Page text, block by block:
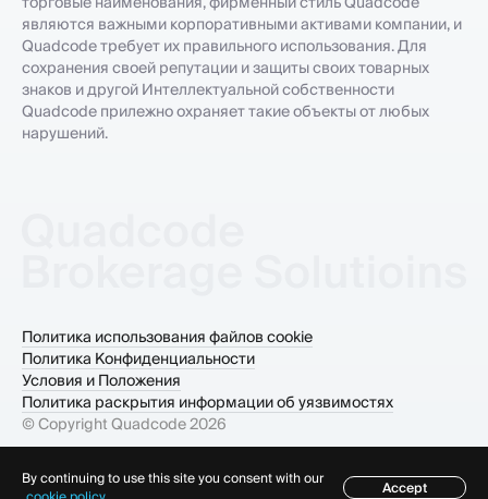
являются важными корпоративными активами компании, и
Quadcode требует их правильного использования. Для
сохранения своей репутации и защиты своих товарных
знаков и другой Интеллектуальной собственности
Quadcode прилежно охраняет такие объекты от любых
нарушений.
© Copyright Quadcode2026
Политика использования файлов cookie
Политика Конфиденциальности
Условия и Положения
Политика раскрытия информации об уязвимостях
By continuing to use this site you consent with our
Accept